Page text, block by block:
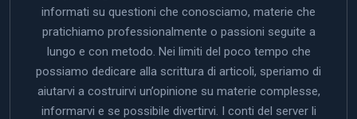
informati su questioni che conosciamo, materie che
pratichiamo professionalmente o passioni seguite a
lungo e con metodo. Nei limiti del poco tempo che
possiamo dedicare alla scrittura di articoli, speriamo di
aiutarvi a costruirvi un’opinione su materie complesse,
informarvi e se possibile divertirvi. I conti del server li